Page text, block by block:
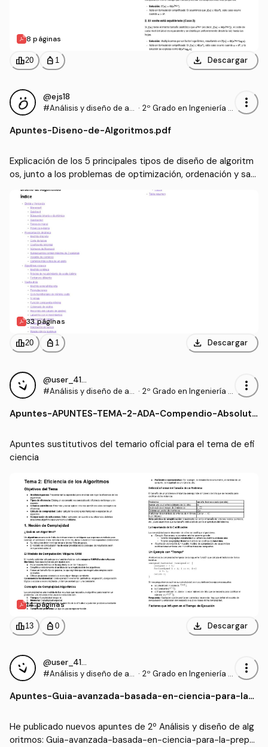
8 páginas
leaderboard20 personal_bag 1 download Descargar
@ejs18
#Análisis y diseño de al
· 2º Grado en Ingeniería In
more_vert
Apuntes-Diseno-de-Algoritmos.pdf
Explicación de los 5 principales tipos de diseño de algoritm
os, junto a los problemas de optimización, ordenación y sati
sfacción de restricciones que resuelve cada uno.
33 páginas
leaderboard20 personal_bag 1 download Descargar
@user_4165719
#Análisis y diseño de al
· 2º Grado en Ingeniería In
more_vert
Apuntes-APUNTES-TEMA-2-ADA-Compendio-Absoluto
Apuntes sustitutivos del temario oficial para el tema de efi
ciencia
14 páginas
leaderboard13 personal_bag 0 download Descargar
@user_4165719
#Análisis y diseño de al
· 2º Grado en Ingeniería In
more_vert
Apuntes-Guia-avanzada-basada-en-ciencia-para-la-
He publicado nuevos apuntes de 2º Análisis y diseño de alg
oritmos: Guia-avanzada-basada-en-ciencia-para-la-prepar